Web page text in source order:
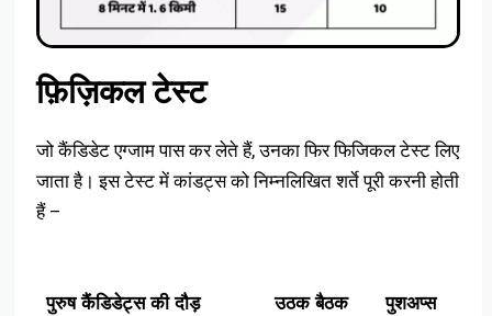
फ़िज़िकल टेस्ट
जो कैंडिडेट एग्जाम पास कर लेते हैं, उनका फिर फिजिकल टेस्ट लिए
जाता है। इस टेस्ट में कांडट्स को निम्नलिखित शर्ते पूरी करनी होती
हैं –
पुरुष कैंडिडेट्स की दौड़ उठक बैठक पुशअप्स